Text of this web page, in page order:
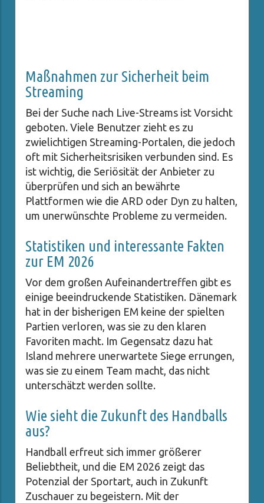
Maßnahmen zur Sicherheit beim
Streaming
Bei der Suche nach Live-Streams ist Vorsicht
geboten. Viele Benutzer zieht es zu
zwielichtigen Streaming-Portalen, die jedoch
oft mit Sicherheitsrisiken verbunden sind. Es
ist wichtig, die Seriösität der Anbieter zu
überprüfen und sich an bewährte
Plattformen wie die ARD oder Dyn zu halten,
um unerwünschte Probleme zu vermeiden.
Statistiken und interessante Fakten
zur EM 2026
Vor dem großen Aufeinandertreffen gibt es
einige beeindruckende Statistiken. Dänemark
hat in der bisherigen EM keine der spielten
Partien verloren, was sie zu den klaren
Favoriten macht. Im Gegensatz dazu hat
Island mehrere unerwartete Siege errungen,
was sie zu einem Team macht, das nicht
unterschätzt werden sollte.
Wie sieht die Zukunft des Handballs
aus?
Handball erfreut sich immer größerer
Beliebtheit, und die EM 2026 zeigt das
Potenzial der Sportart, auch in Zukunft
Zuschauer zu begeistern. Mit der